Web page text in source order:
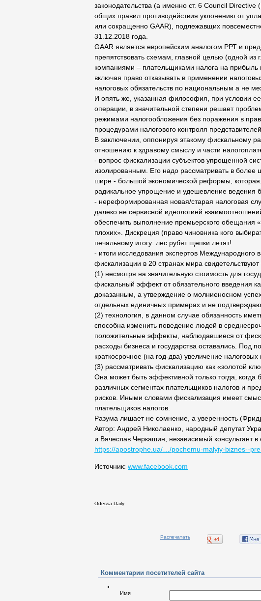
законодательства (а именно ст. 6 Council Directive
общих правил противодействия уклонению от
или сокращенно GAAR), подлежавщих
31.12.2018 года.
GAAR является европейским аналогом РРТ и
препятствовать схемам, главной целью (одной из
компаниями – плательщиками налога на
включая право отказывать в применении
налоговых обязательств по национальным а не
И опять же, указанная философия, при условии
операции, в значительной степени решает
режимами налогообложения без поражения в
процедурами налогового контроля
В заключении, оппонируя этакому фискальному
отношению к здравому смыслу и части
- вопрос фискализации субъектов упрощенной
изолированным. Его надо рассматривать в более
шире - большой экономической реформы,
радикальное упрощение и удешевление ведения
- нереформированная новая/старая налоговая
далеко не сервисной идеологией
обеспечить выполнение премьерского обещания
плохих». Дискреция (право чиновника кого
печальному итогу: лес рубят щепки летят!
- итоги исследования экспертов Международного
фискализации в 20 странах мира свидетельствуют
(1) несмотря на значительную стоимость для
фискальный эффект от обязательного введения
доказанным, а утверждение о молниеносном
отдельных единичных примерах и не
(2) технология, в данном случае обязанность
способна изменить поведение людей в
положительные эффекты, наблюдавшиеся от
расходы бизнеса и государства оставались. Под
краткосрочное (на год-два) увеличение налоговых
(3) рассматривать фискализацию как «золотой
Она может быть эффективной только тогда, когда
различных сегментах плательщиков налогов и
рисков. Иными словами фискализация имеет
плательщиков налогов.
Разума лишает не сомнение, а уверенность
Автор: Андрей Николаенко, народный депутат
и Вячеслав Черкашин, независимый консультант в
https://apostrophe.ua/…/pochemu-malyiy-biznes--
Источник: www.facebook.com
Odessa Daily
Распечатать
Комментарии посетителей сайта
Имя